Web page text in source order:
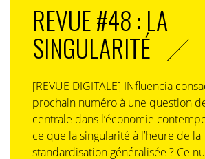
REVUE #48 : LA
SINGULARITÉ
[REVUE DIGITALE] INfluencia
prochain numéro à une question
centrale dans l’économie
ce que la singularité à l’heure de la
standardisation généralisée ? Ce